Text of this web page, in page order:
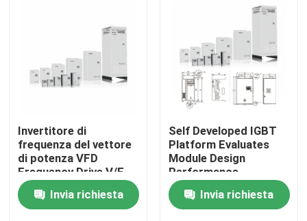
Casa.
Prodotti
Invertitore di
frequenza del vettore
di potenza VFD
Frequency Drive V/F
Controllo 200-240V
1PH/3PH Voltaggio di
ingresso Vibrazione
Invia richiesta
Self Developed IGBT
Platform Evaluates
Module Design
Performance
Invia richiesta